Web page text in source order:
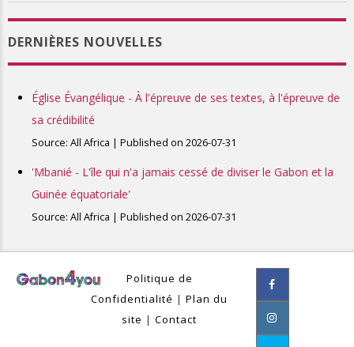
DERNIÈRES NOUVELLES
Église Évangélique - À l'épreuve de ses textes, à l'épreuve de
sa crédibilité
Source: All Africa Published on 2026-07-31
'Mbanié - L'île qui n'a jamais cessé de diviser le Gabon et la
Guinée équatoriale'
Source: All Africa Published on 2026-07-31
Politique de
Confidentialité | Plan du
site | Contact